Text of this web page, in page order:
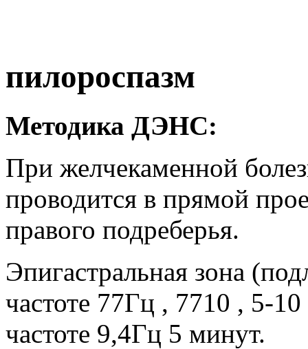
пилороспазм
Методика ДЭНС:
При желчекаменной
проводится в прямой
правого подреберья.
Эпигастральная зона
частоте 77Гц , 7710 , 5-
частоте 9,4Гц 5 минут.